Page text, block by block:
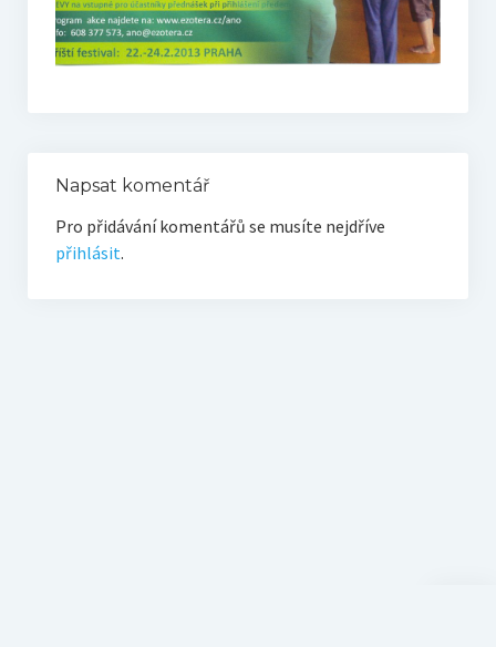
Napsat komentář
Pro přidávání komentářů se musíte nejdříve
přihlásit.